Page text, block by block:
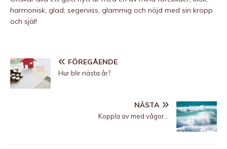
harmonisk, glad, segerviss, glammig och nöjd med sin kropp
och själ!
FÖREGÅENDE
Hur blir nästa år?
NÄSTA
Koppla av med vågor…